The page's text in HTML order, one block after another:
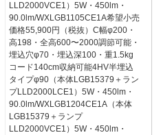
LLD2000VCE1）5W・450lm・
90.0lm/WXLGB1105CE1A希望小売
価格55,900円（税抜）C幅φ200・
高198・全高600〜2000調節可能・
埋込穴φ70・埋込深100・重1.5kg
コード140cm収納可能4HV半埋込
タイプφ90（本体LGB15379＋ラン
プLLD2000LCE1）5W・450lm・
90.0lm/WXLGB1204CE1A（本体
LGB15379＋ランプ
LLD2000VCE1）5W・450lm・